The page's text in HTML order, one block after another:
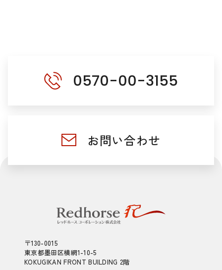
0570-00-3155
お問い合わせ
〒130-0015
東京都墨田区横網1-10-5
KOKUGIKAN FRONT BUILDING 2階